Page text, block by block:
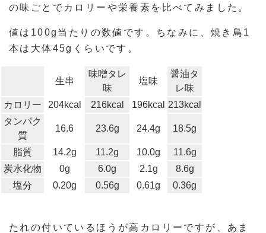
の味ごとでカロリーや栄養素を比べてみました。
値は100g当たりの数値です。ちなみに、焼き鳥1
本は大体45gくらいです。
生串
味噌タレ
味
塩味
醤油タ
レ味
カロリー
204kcal 216kcal 196kcal
213kcal
タンパク
質
16.6 23.6g 24.4g 18.5g
脂質 14.2g 11.2g 10.0g
11.6g
炭水化物
0g 6.0g 2.1g
8.6g
塩分
0.20g 0.56g 0.61g 0.36g
たれの付いているほうが高カロリーですが、あま